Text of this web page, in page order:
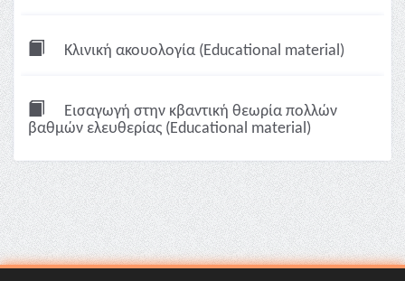
Κλινική ακουολογία (Educational material)
Εισαγωγή στην κβαντική θεωρία πολλών
βαθμών ελευθερίας (Educational material)